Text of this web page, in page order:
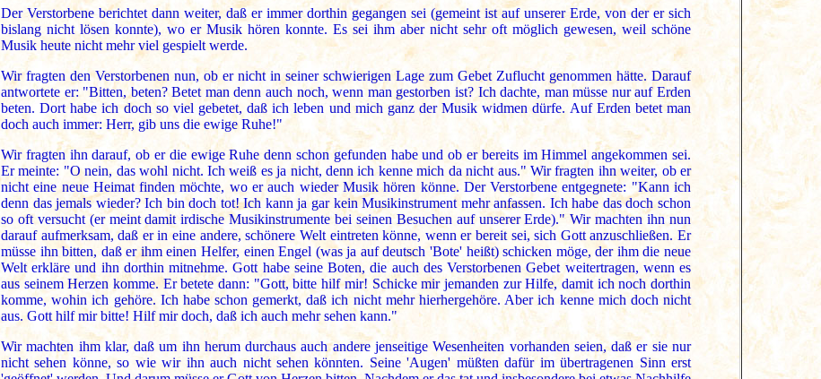
Der Verstorbene berichtet dann weiter, daß er immer dorthin gegangen sei (gemeint ist auf unserer Erde, von der er sich
bislang nicht lösen konnte), wo er Musik hören konnte. Es sei ihm aber nicht sehr oft möglich gewesen, weil schöne
Musik heute nicht mehr viel gespielt werde.
Wir fragten den Verstorbenen nun, ob er nicht in seiner schwierigen Lage zum Gebet Zuflucht genommen hätte. Darauf
antwortete er: "Bitten, beten? Betet man denn auch noch, wenn man gestorben ist? Ich dachte, man müsse nur auf Erden
beten. Dort habe ich doch so viel gebetet, daß ich leben und mich ganz der Musik widmen dürfe. Auf Erden betet man
doch auch immer: Herr, gib uns die ewige Ruhe!"
Wir fragten ihn darauf, ob er die ewige Ruhe denn schon gefunden habe und ob er bereits im Himmel angekommen sei.
Er meinte: "O nein, das wohl nicht. Ich weiß es ja nicht, denn ich kenne mich da nicht aus." Wir fragten ihn weiter, ob er
nicht eine neue Heimat finden möchte, wo er auch wieder Musik hören könne. Der Verstorbene entgegnete: "Kann ich
denn das jemals wieder? Ich bin doch tot! Ich kann ja gar kein Musikinstrument mehr anfassen. Ich habe das doch schon
so oft versucht (er meint damit irdische Musikinstrumente bei seinen Besuchen auf unserer Erde)." Wir machten ihn nun
darauf aufmerksam, daß er in eine andere, schönere Welt eintreten könne, wenn er bereit sei, sich Gott anzuschließen. Er
müsse ihn bitten, daß er ihm einen Helfer, einen Engel (was ja auf deutsch 'Bote' heißt) schicken möge, der ihm die neue
Welt erkläre und ihn dorthin mitnehme. Gott habe seine Boten, die auch des Verstorbenen Gebet weitertragen, wenn es
aus seinem Herzen komme. Er betete dann: "Gott, bitte hilf mir! Schicke mir jemanden zur Hilfe, damit ich noch dorthin
komme, wohin ich gehöre. Ich habe schon gemerkt, daß ich nicht mehr hierhergehöre. Aber ich kenne mich doch nicht
aus. Gott hilf mir bitte! Hilf mir doch, daß ich auch mehr sehen kann."
Wir machten ihm klar, daß um ihn herum durchaus auch andere jenseitige Wesenheiten vorhanden seien, daß er sie nur
nicht sehen könne, so wie wir ihn auch nicht sehen könnten. Seine 'Augen' müßten dafür im übertragenen Sinn erst